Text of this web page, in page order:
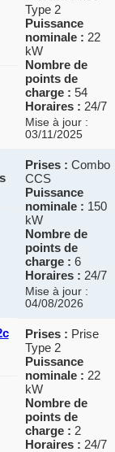
Type 2
Puissance
nominale : 22
kW
Nombre de
points de
charge : 54
Horaires : 24/7
Mise à jour :
03/11/2025
Prises : Combo
CCS
Puissance
nominale : 150
kW
Nombre de
points de
charge : 6
Horaires : 24/7
Mise à jour :
04/08/2026
Prises : Prise
Type 2
Puissance
nominale : 22
kW
Nombre de
points de
charge : 2
Horaires : 24/7